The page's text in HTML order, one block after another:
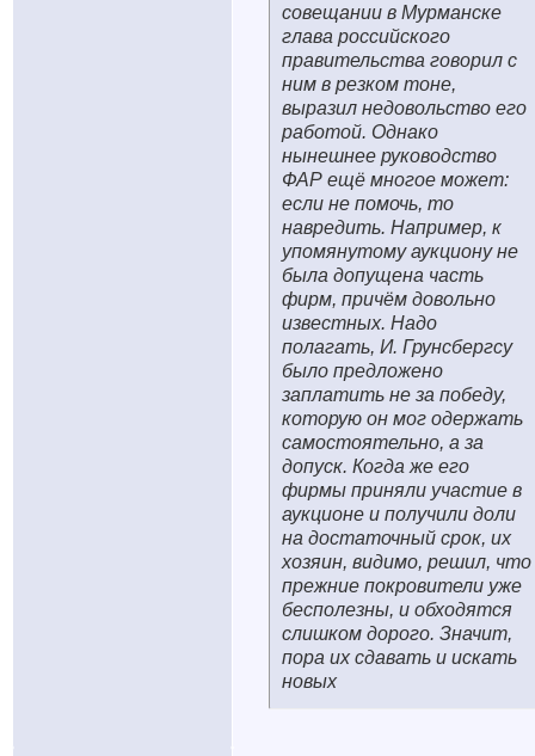
совещании в Мурманске
глава российского
правительства говорил с
ним в резком тоне,
выразил недовольство его
работой. Однако
нынешнее руководство
ФАР ещё многое может:
если не помочь, то
навредить. Например, к
упомянутому аукциону не
была допущена часть
фирм, причём довольно
известных. Надо
полагать, И. Грунсбергсу
было предложено
заплатить не за победу,
которую он мог одержать
самостоятельно, а за
допуск. Когда же его
фирмы приняли участие в
аукционе и получили доли
на достаточный срок, их
хозяин, видимо, решил, что
прежние покровители уже
бесполезны, и обходятся
слишком дорого. Значит,
пора их сдавать и искать
новых